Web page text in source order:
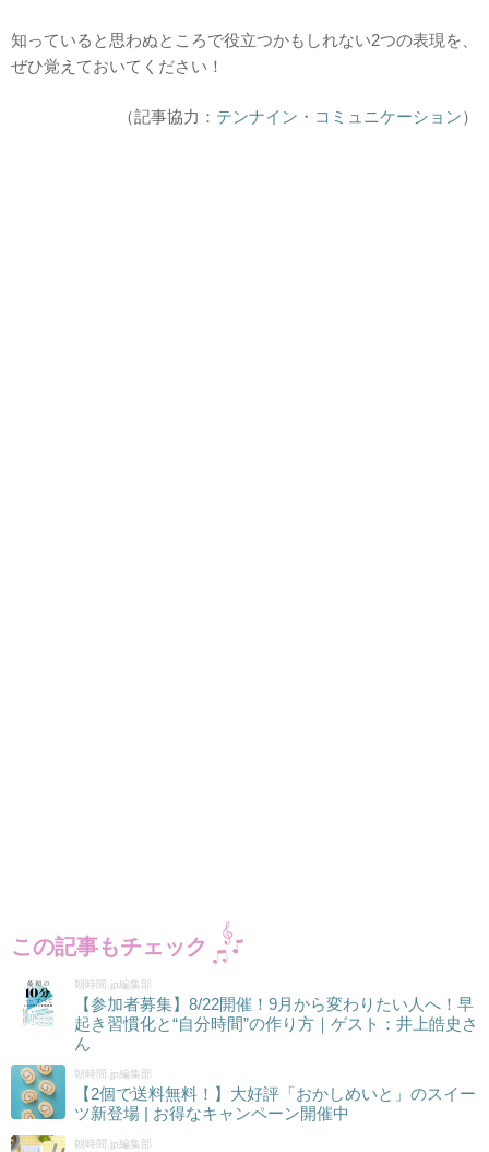
知っていると思わぬところで役立つかもしれない2つの表現を、
ぜひ覚えておいてください！
（記事協力： テンナイン・コミュニケーション）
この記事もチェック
朝時間.jp編集部
【参加者募集】8/22開催！9月から変わりたい人へ！早
起き習慣化と“自分時間”の作り方｜ゲスト：井上皓史さ
ん
朝時間.jp編集部
【2個で送料無料！】大好評「おかしめいと」のスイー
ツ新登場 | お得なキャンペーン開催中
朝時間.jp編集部